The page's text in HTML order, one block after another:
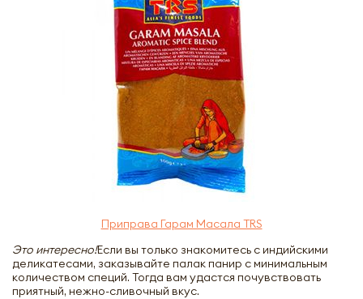
Приправа Гарам Масала TRS
Это интересно!Если вы только знакомитесь с индийскими
деликатесами, заказывайте палак панир с минимальным
количеством специй. Тогда вам удастся почувствовать
приятный, нежно-сливочный вкус.